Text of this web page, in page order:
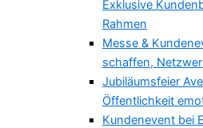
Exklusive
Rahmen
Messe &
schaffen,
Jubiläumsfeier
Öffentlichkeit
Kundenevent bei